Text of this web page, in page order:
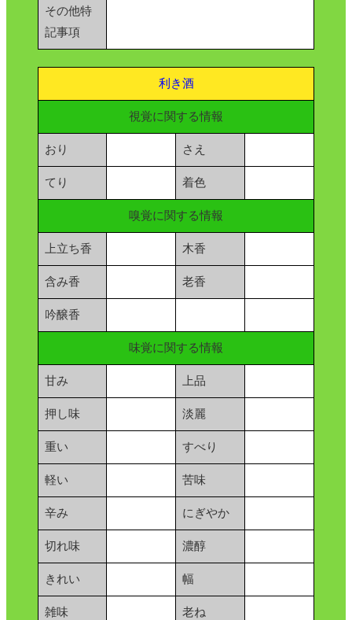
その他特
記事項
利き酒
視覚に関する情報
おり さえ
てり 着色
嗅覚に関する情報
上立ち香 木香
含み香 老香
吟醸香
味覚に関する情報
甘み 上品
押し味 淡麗
重い すべり
軽い 苦味
辛み にぎやか
切れ味 濃醇
きれい 幅
雑味 老ね